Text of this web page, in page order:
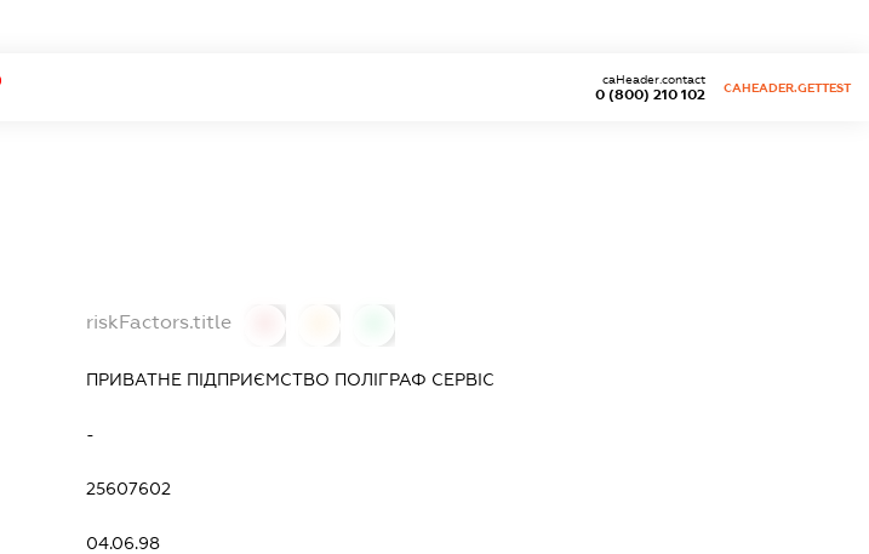
0 (800) 210 102
caHeader.contact
CAHEADER.GETTEST
riskFactors.title
ПРИВАТНЕ ПІДПРИЄМСТВО ПОЛІГРАФ СЕРВІС
-
25607602
04.06.98